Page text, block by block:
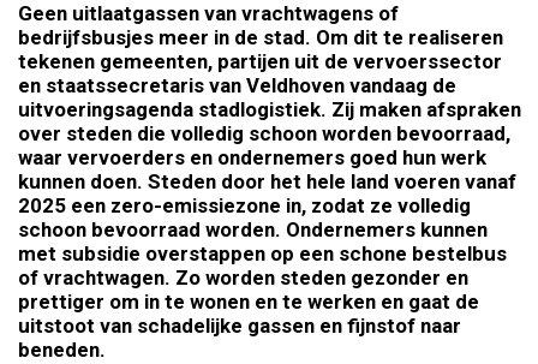
Geen uitlaatgassen van vrachtwagens of
bedrijfsbusjes meer in de stad. Om dit te realiseren
tekenen gemeenten, partijen uit de vervoerssector
en staatssecretaris van Veldhoven vandaag de
uitvoeringsagenda stadlogistiek. Zij maken afspraken
over steden die volledig schoon worden bevoorraad,
waar vervoerders en ondernemers goed hun werk
kunnen doen. Steden door het hele land voeren vanaf
2025 een zero-emissiezone in, zodat ze volledig
schoon bevoorraad worden. Ondernemers kunnen
met subsidie overstappen op een schone bestelbus
of vrachtwagen. Zo worden steden gezonder en
prettiger om in te wonen en te werken en gaat de
uitstoot van schadelijke gassen en fijnstof naar
beneden.